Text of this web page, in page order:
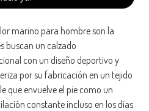
marino para hombre son la
buscan un calzado
con un diseño deportivo y
por su fabricación en un tejido
que envuelve el pie como un
constante incluso en los días